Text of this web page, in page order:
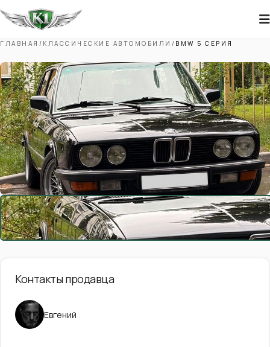
ГЛАВНАЯ / КЛАССИЧЕСКИЕ АВТОМОБИЛИ / BMW 5 СЕРИЯ
Контакты продавца
Евгений